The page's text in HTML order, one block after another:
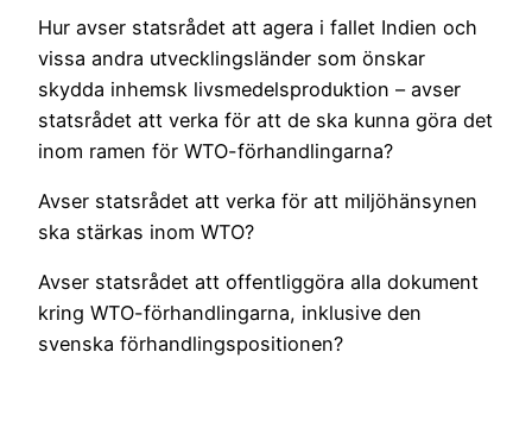
Hur avser statsrådet att agera i fallet Indien och
vissa andra utvecklingsländer som önskar
skydda inhemsk livsmedelsproduktion – avser
statsrådet att verka för att de ska kunna göra det
inom ramen för WTO-förhandlingarna?
Avser statsrådet att verka för att miljöhänsynen
ska stärkas inom WTO?
Avser statsrådet att offentliggöra alla dokument
kring WTO-förhandlingarna, inklusive den
svenska förhandlingspositionen?